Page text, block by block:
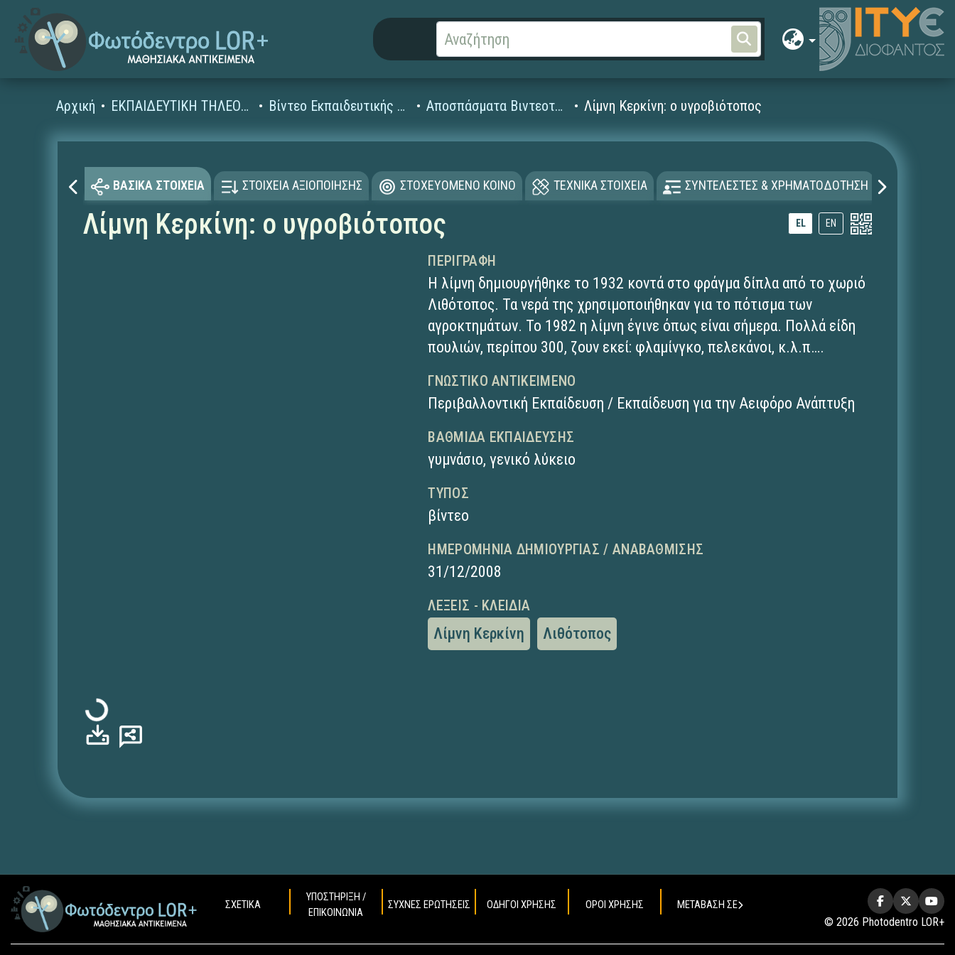
Αρχική ΕΚΠΑΙΔΕΥΤΙΚΗ ΤΗΛΕΟΡΑΣΗ (Ταινίες και βίντεο) Βίντεο Εκπαιδευτικής Τηλεόρασης Αποσπάσματα Βιντεοταινιών (1995-2008) Λίμνη Κερκίνη: ο υγροβιότοπος
ΒΑΣΙΚΑ ΣΤΟΙΧΕΙΑ ΣΤΟΙΧΕΙΑ ΑΞΙΟΠΟΙΗΣΗΣ ΣΤΟΧΕΥΟΜΕΝΟ ΚΟΙΝΟ ΤΕΧΝΙΚΑ ΣΤΟΙΧΕΙΑ ΣΥΝΤΕΛΕΣΤΕΣ & ΧΡΗΜΑΤΟΔΟΤΗΣΗ
Λίμνη Κερκίνη: ο υγροβιότοπος EL EN
Φόρτωση...
ΠΕΡΙΓΡΑΦΉ
Η λίμνη δημιουργήθηκε το 1932 κοντά στο φράγμα δίπλα από το χωριό
Λιθότοπος. Τα νερά της χρησιμοποιήθηκαν για το πότισμα των
αγροκτημάτων. Το 1982 η λίμνη έγινε όπως είναι σήμερα. Πολλά είδη
πουλιών, περίπου 300, ζουν εκεί: φλαμίνγκο, πελεκάνοι, κ.λ.π….
ΓΝΩΣΤΙΚΌ ΑΝΤΙΚΕΊΜΕΝΟ
Περιβαλλοντική Εκπαίδευση / Εκπαίδευση για την Αειφόρο Ανάπτυξη
ΒΑΘΜΊΔΑ ΕΚΠΑΊΔΕΥΣΗΣ
γυμνάσιο,γενικό λύκειο
ΤΎΠΟΣ
βίντεο
ΗΜΕΡΟΜΗΝΊΑ ΔΗΜΙΟΥΡΓΊΑΣ / ΑΝΑΒΆΘΜΙΣΗΣ
31/12/2008
ΛΈΞΕΙΣ - ΚΛΕΙΔΙΆ
Λίμνη Κερκίνη Λιθότοπος
ΣΧΕΤΙΚΑ
ΥΠΟΣΤΗΡΙΞΗ /
ΕΠΙΚΟΙΝΩΝΙΑ
ΣΥΧΝΕΣ ΕΡΩΤΗΣΕΙΣ ΟΔΗΓΟΙ ΧΡΗΣΗΣ ΟΡΟΙ ΧΡΗΣΗΣ ΜΕΤΑΒΑΣΗ ΣΕ
© 2026 Photodentro LOR+